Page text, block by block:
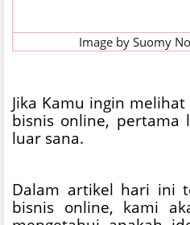
Image by Suomy
Jika Kamu ingin
bisnis online, pertama
luar sana.
Dalam artikel hari ini
bisnis online, kami